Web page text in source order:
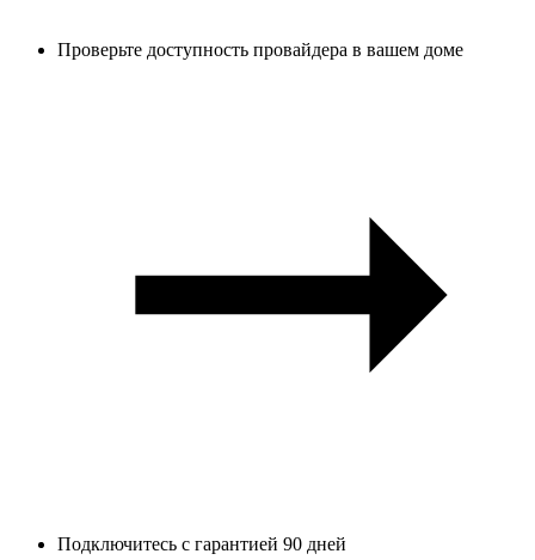
Проверьте доступность провайдера в вашем доме
Подключитесь с гарантией 90 дней